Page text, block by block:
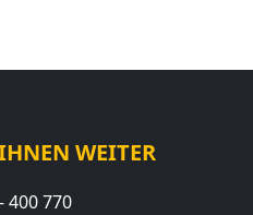
WEITER
400 770